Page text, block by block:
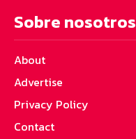
Sobre nosotros
About
Advertise
Privacy Policy
Contact